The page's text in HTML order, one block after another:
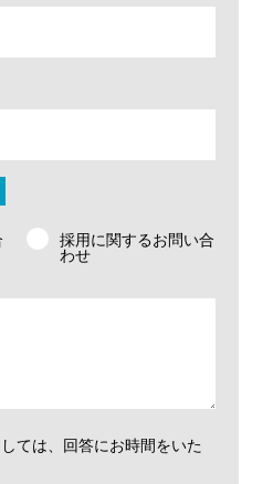
採⽤に関するお問い合
わせ
ては、回答にお時間をいた